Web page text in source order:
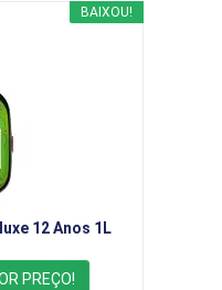
BAIXOU!
12 Anos 1L
PREÇO!